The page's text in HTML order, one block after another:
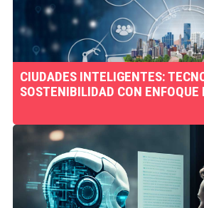
CIUDADES INTELIGENTES:
SOSTENIBILIDAD CON ENFOQUE